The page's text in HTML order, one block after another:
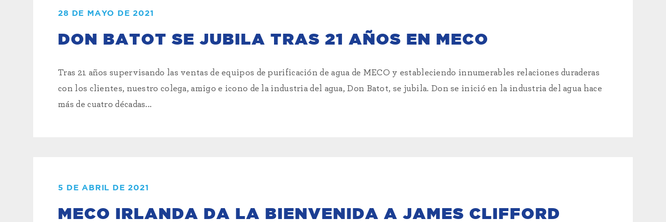
28 DE MAYO DE 2021
DON BATOT SE JUBILA TRAS 21 AÑOS EN MECO
Tras 21 años supervisando las ventas de equipos de purificación de agua de MECO y estableciendo innumerables relaciones duraderas
con los clientes, nuestro colega, amigo e icono de la industria del agua, Don Batot, se jubila. Don se inició en la industria del agua hace
más de cuatro décadas...
5 DE ABRIL DE 2021
MECO IRLANDA DA LA BIENVENIDA A JAMES CLIFFORD